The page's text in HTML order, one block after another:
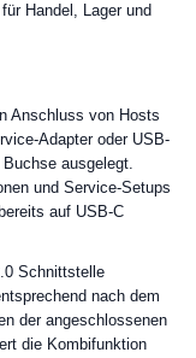
Handel, Lager und
Anschluss von Hosts
Adapter oder USB-
ausgelegt.
und Service-Setups
auf USB-C
Schnittstelle
nach dem
der angeschlossenen
die Kombifunktion